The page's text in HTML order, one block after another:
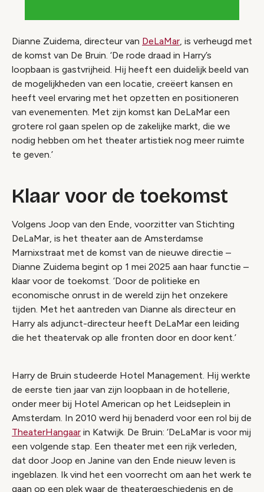
Dianne Zuidema, directeur van DeLaMar, is verheugd met
de komst van De Bruin. ‘De rode draad in Harry’s
loopbaan is gastvrijheid. Hij heeft een duidelijk beeld van
de mogelijkheden van een locatie, creëert kansen en
heeft veel ervaring met het opzetten en positioneren
van evenementen. Met zijn komst kan DeLaMar een
grotere rol gaan spelen op de zakelijke markt, die we
nodig hebben om het theater artistiek nog meer ruimte
te geven.’
Klaar voor de toekomst
Volgens Joop van den Ende, voorzitter van Stichting
DeLaMar, is het theater aan de Amsterdamse
Marnixstraat met de komst van de nieuwe directie –
Dianne Zuidema begint op 1 mei 2025 aan haar functie –
klaar voor de toekomst. ‘Door de politieke en
economische onrust in de wereld zijn het onzekere
tijden. Met het aantreden van Dianne als directeur en
Harry als adjunct-directeur heeft DeLaMar een leiding
die het theatervak op alle fronten door en door kent.’
Harry de Bruin studeerde Hotel Management. Hij werkte
de eerste tien jaar van zijn loopbaan in de hotellerie,
onder meer bij Hotel American op het Leidseplein in
Amsterdam. In 2010 werd hij benaderd voor een rol bij de
TheaterHangaar in Katwijk. De Bruin: ‘DeLaMar is voor mij
een volgende stap. Een theater met een rijk verleden,
dat door Joop en Janine van den Ende nieuw leven is
ingeblazen. Ik vind het een voorrecht om aan het werk te
gaan op een plek waar de theatergeschiedenis en de